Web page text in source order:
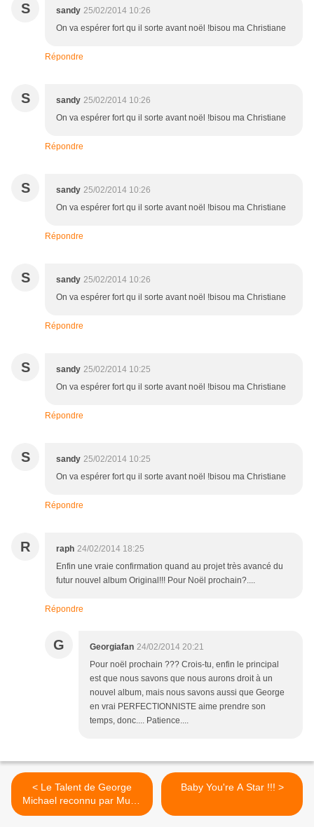
S sandy 25/02/2014 10:26
On va espérer fort qu il sorte avant noël !bisou ma Christiane
Répondre
S sandy 25/02/2014 10:26
On va espérer fort qu il sorte avant noël !bisou ma Christiane
Répondre
S sandy 25/02/2014 10:26
On va espérer fort qu il sorte avant noël !bisou ma Christiane
Répondre
S sandy 25/02/2014 10:26
On va espérer fort qu il sorte avant noël !bisou ma Christiane
Répondre
S sandy 25/02/2014 10:25
On va espérer fort qu il sorte avant noël !bisou ma Christiane
Répondre
S sandy 25/02/2014 10:25
On va espérer fort qu il sorte avant noël !bisou ma Christiane
Répondre
R raph 24/02/2014 18:25
Enfin une vraie confirmation quand au projet très avancé du
futur nouvel album Original!!! Pour Noël prochain?....
Répondre
G Georgiafan 24/02/2014 20:21
Pour noël prochain ??? Crois-tu, enfin le principal
est que nous savons que nous aurons droit à un
nouvel album, mais nous savons aussi que George
en vrai PERFECTIONNISTE aime prendre son
temps, donc.... Patience....
< Le Talent de George
Michael reconnu par Music
Week !!
Baby You're A Star !!! >